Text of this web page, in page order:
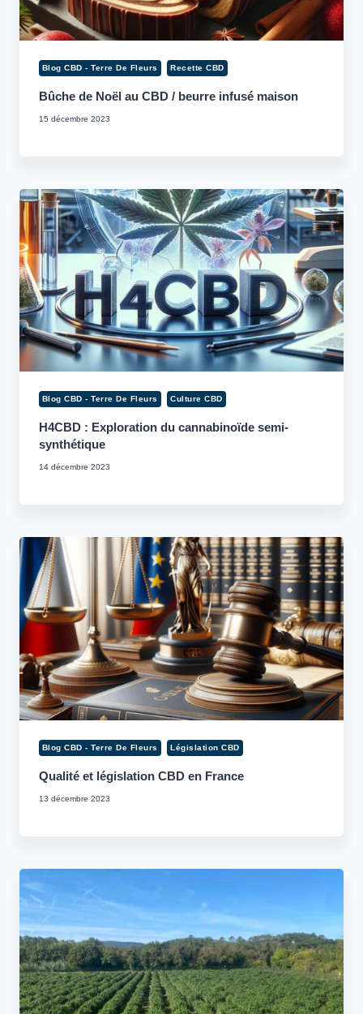
Blog CBD - Terre De Fleurs Recette CBD
Bûche de Noël au CBD / beurre infusé maison
15 décembre 2023
Blog CBD - Terre De Fleurs Culture CBD
H4CBD : Exploration du cannabinoïde semi-
synthétique
14 décembre 2023
Blog CBD - Terre De Fleurs Législation CBD
Qualité et législation CBD en France
13 décembre 2023